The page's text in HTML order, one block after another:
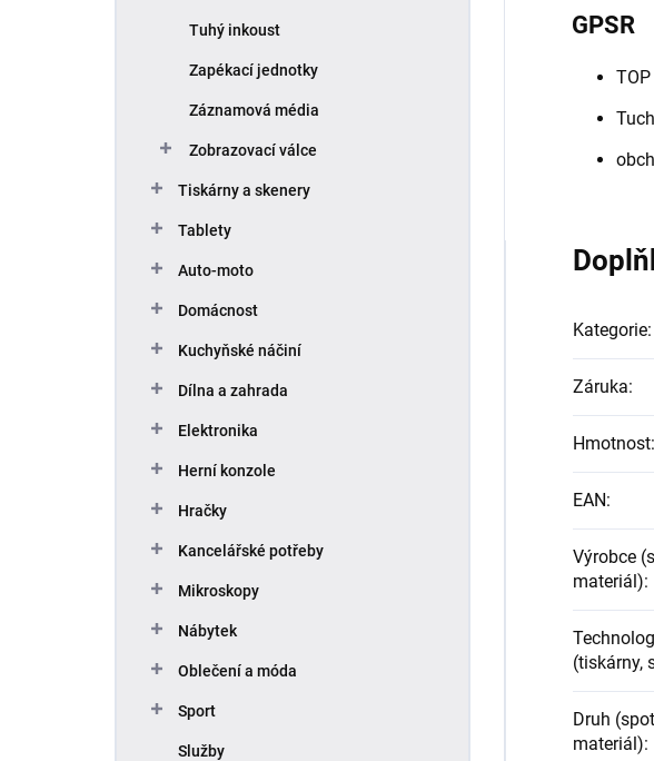
Tuhý inkoust
Zapékací jednotky
Záznamová média
Zobrazovací válce
Tiskárny a skenery
Tablety
Auto-moto
Domácnost
Kuchyňské náčiní
Dílna a zahrada
Elektronika
Herní konzole
Hračky
Kancelářské potřeby
Mikroskopy
Nábytek
Oblečení a móda
Sport
Služby
GPSR
Kategorie:
Záruka:
Hmotnost:
EAN:
Výrobce
materiál):
(tiskárny,
Druh
materiál):